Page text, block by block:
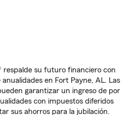
respalde su futuro financiero con
en Fort Payne, AL. Las
garantizar un ingreso de por
con impuestos diferidos
sus ahorros para la jubilación.